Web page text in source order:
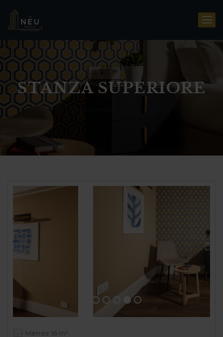
STANZA SUPERIORE
115 The Strand Hotel & Suites
Metres: 16 m²